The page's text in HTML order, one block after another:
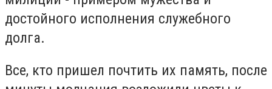
достойного исполнения служебного
долга.
Все, кто пришел почтить их память, после